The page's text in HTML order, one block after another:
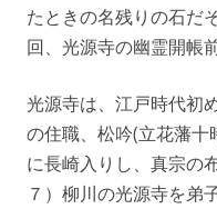
たときの名残りの石だ
回、光源寺の幽霊開帳
光源寺は、江戸時代初
の住職、松吟(立花藩
に長崎入りし、真宗の
７）柳川の光源寺を弟